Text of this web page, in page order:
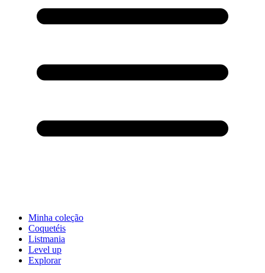
Minha coleção
Coquetéis
Listmania
Level up
Explorar